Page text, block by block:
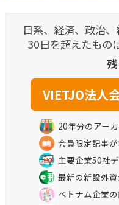
日系、経済、政治
30日を超えたもの
20年分のアー
会員限定記事
主要企業50社
最新の新設外
ベトナム企業